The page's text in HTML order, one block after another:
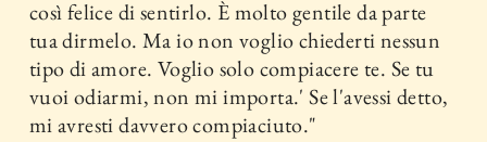
così felice di sentirlo. È molto gentile da parte
tua dirmelo. Ma io non voglio chiederti nessun
tipo di amore. Voglio solo compiacere te. Se tu
vuoi odiarmi, non mi importa.' Se l'avessi detto,
mi avresti davvero compiaciuto."